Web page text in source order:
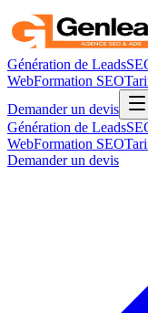
Génération de Leads
WebFormation SEO
Demander un devis
Génération de Leads
WebFormation SEO
Demander un devis